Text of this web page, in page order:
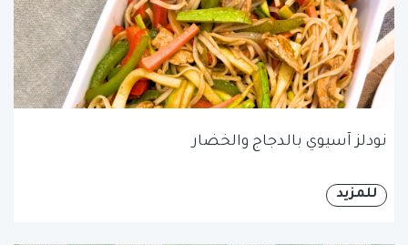
نودلز آسيوي بالدجاج والخضار
للمزيد